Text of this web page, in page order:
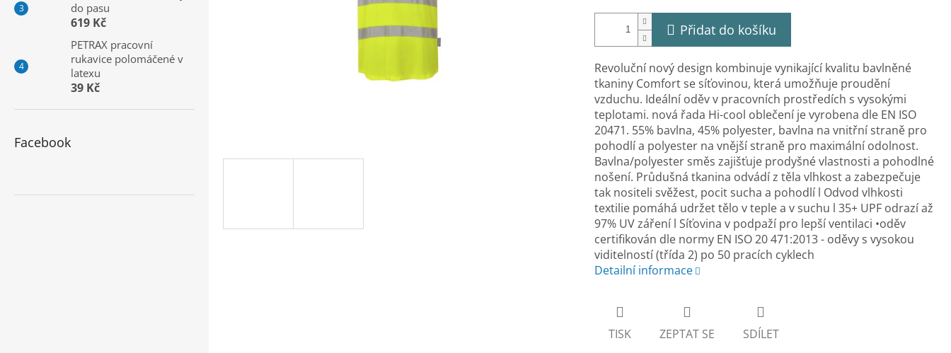
do pasu
619 Kč
PETRAX pracovní
rukavice polomáčené v
latexu
39 Kč
Facebook
Přidat do košíku
Revoluční nový design kombinuje vynikající kvalitu bavlněné
tkaniny Comfort se síťovinou, která umožňuje proudění
vzduchu. Ideální oděv v pracovních prostředích s vysokými
teplotami. nová řada Hi-cool oblečení je vyrobena dle EN ISO
20471. 55% bavlna, 45% polyester, bavlna na vnitřní straně pro
pohodlí a polyester na vnější straně pro maximální odolnost.
Bavlna/polyester směs zajišťuje prodyšné vlastnosti a pohodlné
nošení. Průdušná tkanina odvádí z těla vlhkost a zabezpečuje
tak nositeli svěžest, pocit sucha a pohodlí l Odvod vlhkosti
textilie pomáhá udržet tělo v teple a v suchu l 35+ UPF odrazí až
97% UV záření l Síťovina v podpaží pro lepší ventilaci •oděv
certifikován dle normy EN ISO 20 471:2013 - oděvy s vysokou
viditelností (třída 2) po 50 pracích cyklech
Detailní informace
TISK ZEPTAT SE SDÍLET